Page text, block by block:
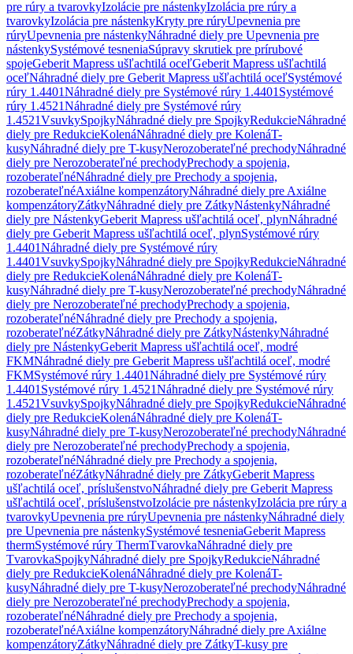
pre rúry a tvarovkyIzolácie pre nástenkyIzolácia pre rúry a
tvarovkyIzolácia pre nástenkyKryty pre rúryUpevnenia pre
rúryUpevnenia pre nástenkyNáhradné diely pre Upevnenia pre
nástenkySystémové tesneniaSúpravy skrutiek pre prírubové
spojeGeberit Mapress ušľachtilá oceľGeberit Mapress ušľachtilá
oceľNáhradné diely pre Geberit Mapress ušľachtilá oceľSystémové
rúry 1.4401Náhradné diely pre Systémové rúry 1.4401 Systémové
rúry 1.4521Náhradné diely pre Systémové rúry
1.4521VsuvkySpojkyNáhradné diely pre SpojkyRedukcieNáhradné
diely pre RedukcieKolenáNáhradné diely pre KolenáT-
kusyNáhradné diely pre T-kusyNerozoberateľné prechodyNáhradné
diely pre Nerozoberateľné prechodyPrechody a spojenia,
rozoberateľnéNáhradné diely pre Prechody a spojenia,
rozoberateľnéAxiálne kompenzátoryNáhradné diely pre Axiálne
kompenzátoryZátkyNáhradné diely pre ZátkyNástenkyNáhradné
diely pre NástenkyGeberit Mapress ušľachtilá oceľ, plynNáhradné
diely pre Geberit Mapress ušľachtilá oceľ, plynSystémové rúry
1.4401Náhradné diely pre Systémové rúry
1.4401VsuvkySpojkyNáhradné diely pre SpojkyRedukcieNáhradné
diely pre RedukcieKolenáNáhradné diely pre KolenáT-
kusyNáhradné diely pre T-kusyNerozoberateľné prechodyNáhradné
diely pre Nerozoberateľné prechodyPrechody a spojenia,
rozoberateľnéNáhradné diely pre Prechody a spojenia,
rozoberateľnéZátkyNáhradné diely pre ZátkyNástenkyNáhradné
diely pre NástenkyGeberit Mapress ušľachtilá oceľ, modré
FKMNáhradné diely pre Geberit Mapress ušľachtilá oceľ, modré
FKMSystémové rúry 1.4401Náhradné diely pre Systémové rúry
1.4401 Systémové rúry 1.4521Náhradné diely pre Systémové rúry
1.4521VsuvkySpojkyNáhradné diely pre SpojkyRedukcieNáhradné
diely pre RedukcieKolenáNáhradné diely pre KolenáT-
kusyNáhradné diely pre T-kusyNerozoberateľné prechodyNáhradné
diely pre Nerozoberateľné prechodyPrechody a spojenia,
rozoberateľnéNáhradné diely pre Prechody a spojenia,
rozoberateľnéZátkyNáhradné diely pre ZátkyGeberit Mapress
ušľachtilá oceľ, príslušenstvoNáhradné diely pre Geberit Mapress
ušľachtilá oceľ, príslušenstvoIzolácie pre nástenkyIzolácia pre rúry a
tvarovkyUpevnenia pre rúryUpevnenia pre nástenkyNáhradné diely
pre Upevnenia pre nástenkySystémové tesneniaGeberit Mapress
thermSystémové rúry ThermTvarovkaNáhradné diely pre
TvarovkaSpojkyNáhradné diely pre SpojkyRedukcieNáhradné
diely pre RedukcieKolenáNáhradné diely pre KolenáT-
kusyNáhradné diely pre T-kusyNerozoberateľné prechodyNáhradné
diely pre Nerozoberateľné prechodyPrechody a spojenia,
rozoberateľnéNáhradné diely pre Prechody a spojenia,
rozoberateľnéAxiálne kompenzátoryNáhradné diely pre Axiálne
kompenzátoryZátkyNáhradné diely pre ZátkyT-kusy pre